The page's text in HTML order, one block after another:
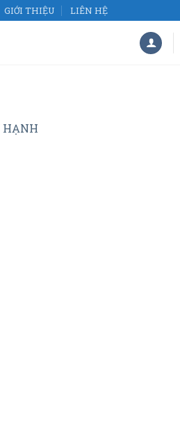
GIỚI THIỆU LIÊN HỆ
HẠNH